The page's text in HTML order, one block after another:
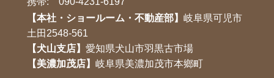
【本社・ショールーム・不動産部】岐阜県可児市
土田2548-561
【犬山支店】愛知県犬山市羽黒古市場
【美濃加茂店】岐阜県美濃加茂市本鄉町